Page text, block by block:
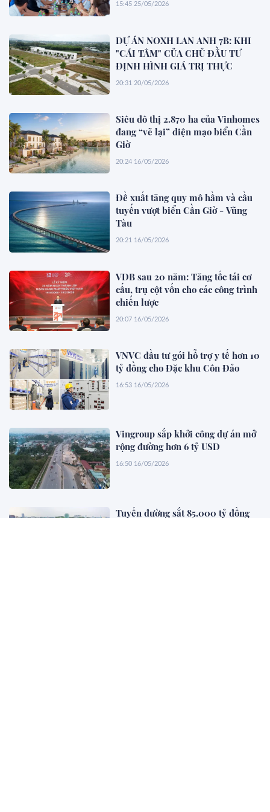
15:45 25/05/2026
DỰ ÁN NOXH LAN ANH 7B: KHI
"CÁI TÂM" CỦA CHỦ ĐẦU TƯ
ĐỊNH HÌNH GIÁ TRỊ THỰC
20:31 20/05/2026
Siêu đô thị 2.870 ha của Vinhomes
đang “vẽ lại” diện mạo biển Cần
Giờ
20:24 16/05/2026
Đề xuất tăng quy mô hầm và cầu
tuyến vượt biển Cần Giờ - Vũng
Tàu
20:21 16/05/2026
VDB sau 20 năm: Tăng tốc tái cơ
cấu, trụ cột vốn cho các công trình
chiến lược
20:07 16/05/2026
VNVC đầu tư gói hỗ trợ y tế hơn 10
tỷ đồng cho Đặc khu Côn Đảo
16:53 16/05/2026
Vingroup sắp khởi công dự án mở
rộng đường hơn 6 tỷ USD
16:50 16/05/2026
Tuyến đường sắt 85.000 tỷ đồng